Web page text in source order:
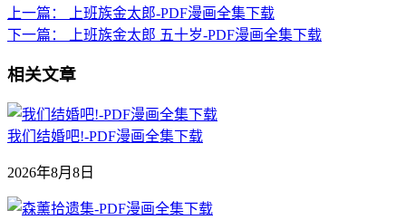
上一篇：
上班族金太郎-PDF漫画全集下载
下一篇：
上班族金太郎 五十岁-PDF漫画全集下载
相关文章
我们结婚吧!-PDF漫画全集下载
2026年8月8日